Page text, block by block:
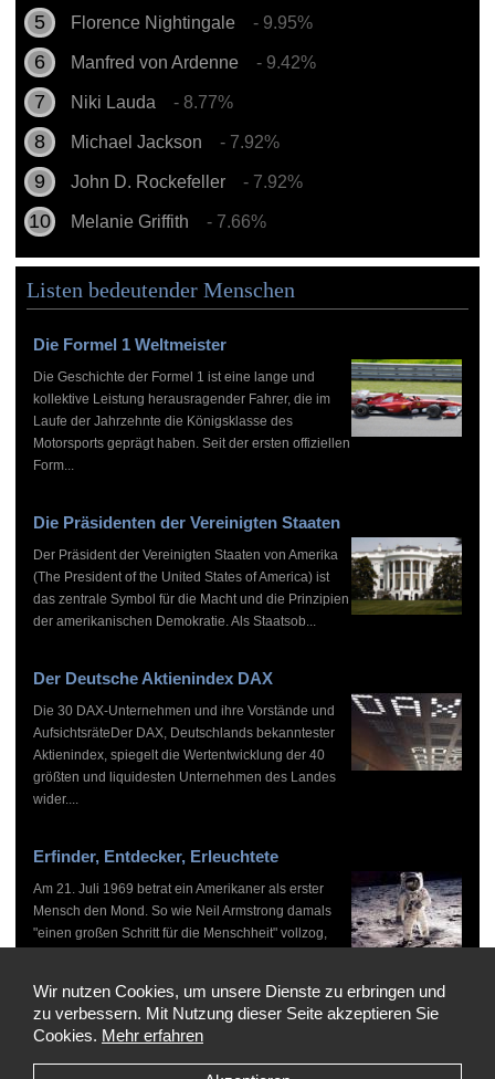
Florence Nightingale - 9.95%
Manfred von Ardenne - 9.42%
Niki Lauda - 8.77%
Michael Jackson - 7.92%
John D. Rockefeller - 7.92%
Melanie Griffith - 7.66%
Listen bedeutender Menschen
Die Formel 1 Weltmeister
Die Geschichte der Formel 1 ist eine lange und
kollektive Leistung herausragender Fahrer, die im
Laufe der Jahrzehnte die Königsklasse des
Motorsports geprägt haben. Seit der ersten offiziellen
Form...
Die Präsidenten der Vereinigten Staaten
Der Präsident der Vereinigten Staaten von Amerika
(The President of the United States of America) ist
das zentrale Symbol für die Macht und die Prinzipien
der amerikanischen Demokratie. Als Staatsob...
Der Deutsche Aktienindex DAX
Die 30 DAX-Unternehmen und ihre Vorstände und
AufsichtsräteDer DAX, Deutschlands bekanntester
Aktienindex, spiegelt die Wertentwicklung der 40
größten und liquidesten Unternehmen des Landes
wider....
Erfinder, Entdecker, Erleuchtete
Am 21. Juli 1969 betrat ein Amerikaner als erster
Mensch den Mond. So wie Neil Armstrong damals
"einen großen Schritt für die Menschheit" vollzog,
Wir nutzen Cookies, um unsere Dienste zu erbringen und
zu verbessern. Mit Nutzung dieser Seite akzeptieren Sie
Cookies. Mehr erfahren